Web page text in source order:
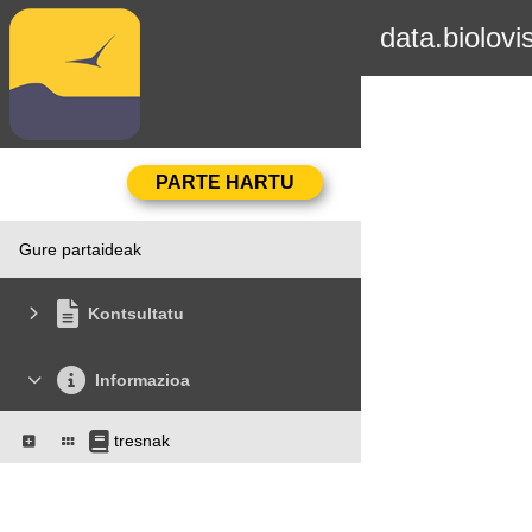
Gure partaideak
Kontsultatu
Informazioa
tresnak